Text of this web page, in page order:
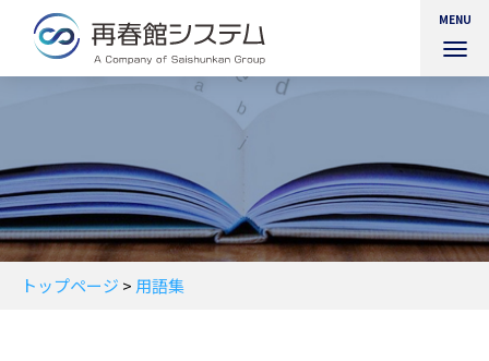
MENU
ョ
ン
を
切
り
トップページ > 用語集